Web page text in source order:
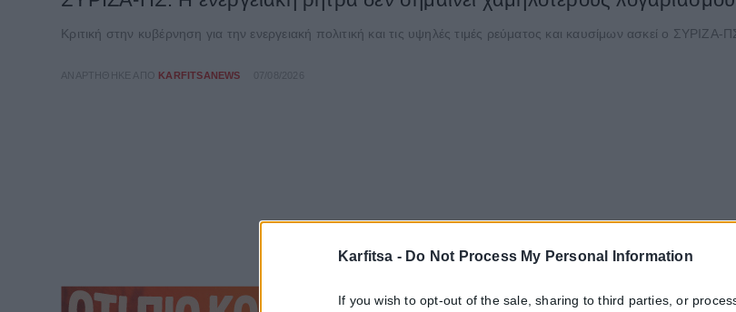
Karfitsa - Do Not Process My Personal Information
If you wish to opt-out of the sale, sharing to third parties, or
Κριτική στην κυβέρνηση για την ενεργειακή πολιτική και τις υψηλές τιμές ρεύματος και καυσίμων ασκεί ο ΣΥΡΙΖΑ-
ΑΝΑΡΤΉΘΗΚΕ ΑΠΌ KARFITSANEWS